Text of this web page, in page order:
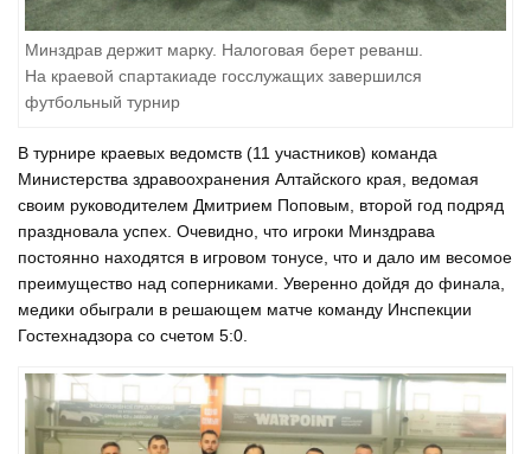
Минздрав держит марку. Налоговая берет реванш.
На краевой спартакиаде госслужащих завершился
футбольный турнир
В турнире краевых ведомств (11 участников) команда
Министерства здравоохранения Алтайского края, ведомая
своим руководителем Дмитрием Поповым, второй год подряд
праздновала успех. Очевидно, что игроки Минздрава
постоянно находятся в игровом тонусе, что и дало им весомое
преимущество над соперниками. Уверенно дойдя до финала,
медики обыграли в решающем матче команду Инспекции
Гостехнадзора со счетом 5:0.